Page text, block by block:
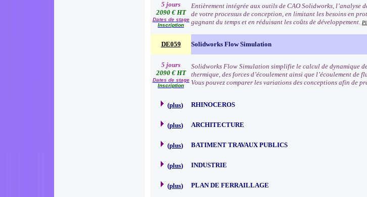
5 jours
2090 € HT
Dates de stage
Inscription
Entièrement intégrée aux outils de CAO Solidworks,
de votre processus de conception, en limitant les besoins en
gagnant du temps et en réduisant les coûts de développement.
DE059 Solidworks Flow Simulation
5 jours
2090 € HT
Dates de stage
Inscription
Solidworks Flow Simulation simplifie le calcul de dynamique
thermique, des forces d’écoulement ainsi que l’écoulement de
Vous pouvez comparer les variations des conceptions afin de
(plus) RHINOCEROS
(plus) ARCHITECTURE
(plus) BATIMENT TRAVAUX PUBLICS
(plus) INDUSTRIE
(plus) PLAN DE FERRAILLAGE